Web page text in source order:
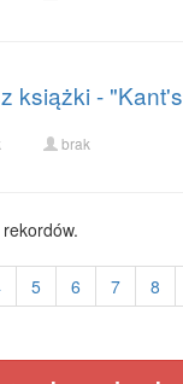
książki -
brak
rekordów.
5 6 7 8